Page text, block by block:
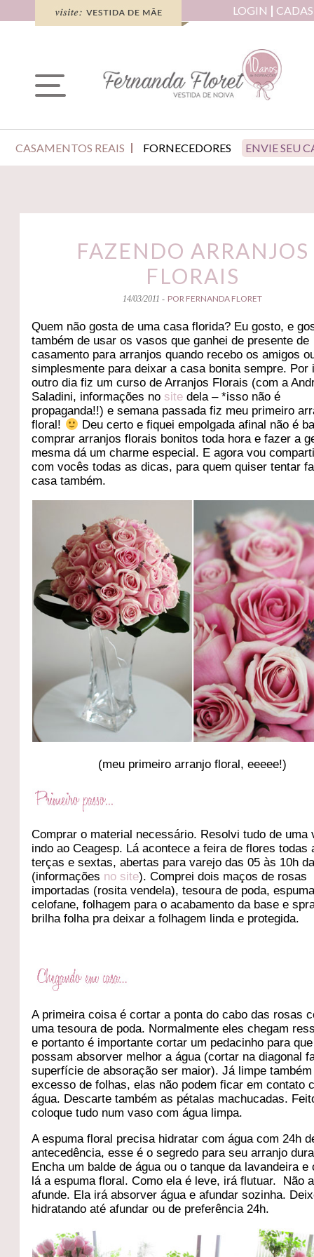
LOGIN
CASAMENTOS REAIS FORNECEDORES ENVIE SEU
FAZENDO ARRANJOS
FLORAIS
14/03/2011 - POR FERNANDA FLORET
Quem não gosta de uma casa florida? Eu gosto, e
também de usar os vasos que ganhei de presente de
casamento para arranjos quando recebo os amigos
simplesmente para deixar a casa bonita sempre. Por
outro dia fiz um curso de Arranjos Florais (com a
Saladini, informações no site dela – *isso não é
propaganda!!) e semana passada fiz meu primeiro
floral!
Deu certo e fiquei empolgada afinal não é
comprar arranjos florais bonitos toda hora e fazer a
mesma dá um charme especial. E agora vou
com vocês todas as dicas, para quem quiser tentar
casa também.
(meu primeiro arranjo floral, eeeee!)
Comprar o material necessário. Resolvi tudo de uma
indo ao Ceagesp. Lá acontece a feira de flores todas
terças e sextas, abertas para varejo das 05 às 10h
(informações no site). Comprei dois maços de rosas
importadas (rosita vendela), tesoura de poda,
celofane, folhagem para o acabamento da base e
brilha folha pra deixar a folhagem linda e protegida.
A primeira coisa é cortar a ponta do cabo das rosas
uma tesoura de poda. Normalmente eles chegam
e portanto é importante cortar um pedacinho para que
possam absorver melhor a água (cortar na diagonal
superfície de absoração ser maior). Já limpe
excesso de folhas, elas não podem ficar em contato
água. Descarte também as pétalas machucadas.
coloque tudo num vaso com água limpa.
A espuma floral precisa hidratar com água com 24h
antecedência, esse é o segredo para seu arranjo
Encha um balde de água ou o tanque da lavandeira e
lá a espuma floral. Como ela é leve, irá flutuar. Não a
afunde. Ela irá absorver água e afundar sozinha.
hidratando até afundar ou de preferência 24h.